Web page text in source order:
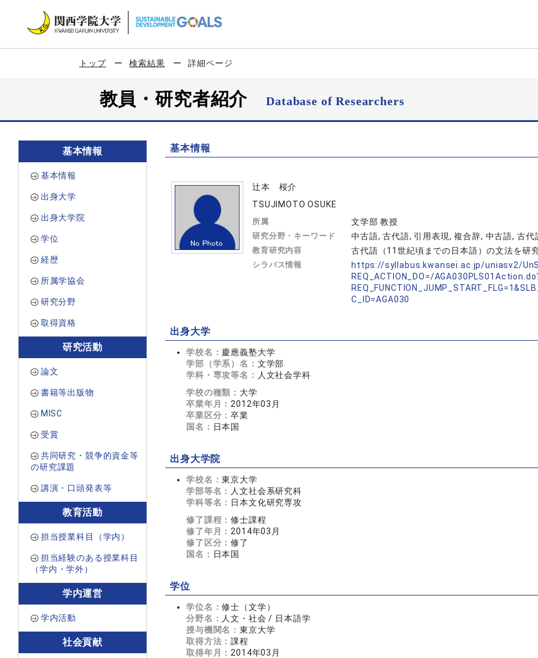
トップ 検索結果 詳細ページ
教員・研究者紹介Database of Researchers
基本情報
基本情報
出身大学
出身大学院
学位
経歴
所属学協会
研究分野
取得資格
研究活動
論文
書籍等出版物
MISC
受賞
共同研究・競争的資金等
の研究課題
講演・口頭発表等
教育活動
担当授業科目（学内）
担当経験のある授業科目
（学内・学外）
学内運営
学内活動
社会貢献
基本情報
辻本 桜介
TSUJIMOTO OSUKE
所属 文学部 教授
研究分野・キーワード 中古語, 古代語, 引用表現, 複合辞, 中古語, 古代
教育研究内容 古代語（11世紀頃までの日本語）の文法を研
シラバス情報
https://syllabus.kwansei.ac.jp/uniasv2/
REQ_ACTION_DO=/
C_ID=AGA030
出身大学
学校名： 慶應義塾大学
学部（学系）名： 文学部
学科・専攻等名： 人文社会学科
学校の種類： 大学
卒業年月： 2012年03月
卒業区分：卒業
国名： 日本国
出身大学院
学校名：東京大学
学部等名： 人文社会系研究科
学科等名： 日本文化研究専攻
修了課程：修士課程
修了年月： 2014年03月
修了区分：修了
国名： 日本国
学位
学位名：修士（文学）
分野名： 人文・社会 / 日本語学
授与機関名：東京大学
取得方法：課程
取得年月： 2014年03月